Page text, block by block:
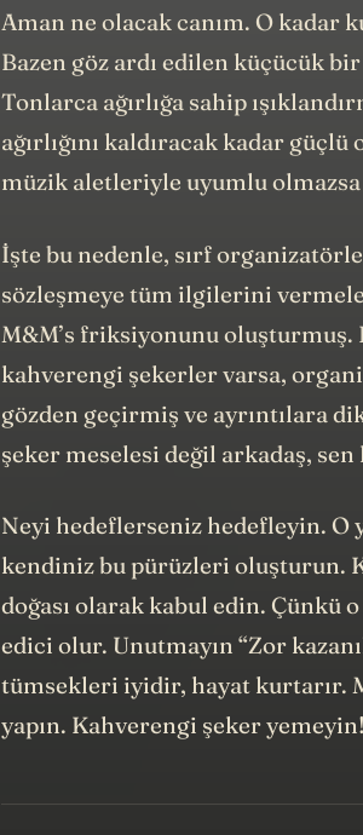
Aman ne olacak canım. O kadar
Bazen göz ardı edilen küçücük
Tonlarca ağırlığa sahip
ağırlığını kaldıracak kadar
müzik aletleriyle uyumlu olmazsa
İşte bu nedenle, sırf
sözleşmeye tüm ilgilerini
M&M’s friksiyonunu oluşturmuş.
kahverengi şekerler varsa,
gözden geçirmiş ve ayrıntılara
şeker meselesi değil arkadaş, sen
Neyi hedeflerseniz hedefleyin.
kendiniz bu pürüzleri oluşturun.
doğası olarak kabul edin. Çünkü
edici olur. Unutmayın “Zor
tümsekleri iyidir, hayat kurtarır.
yapın. Kahverengi şeker yemeyin!